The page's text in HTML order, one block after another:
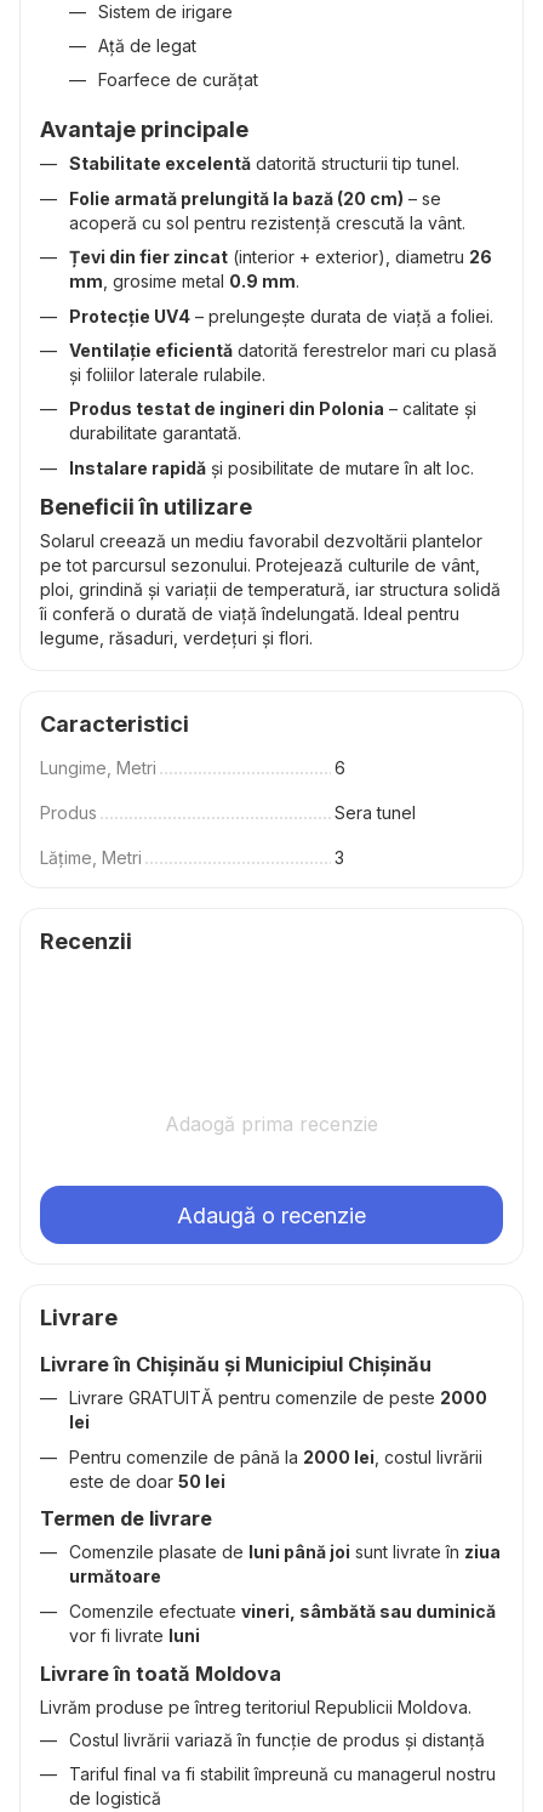
Sistem de irigare
Ață de legat
Foarfece de curățat
Avantaje principale
Stabilitate excelentă datorită structurii tip tunel.
Folie armată prelungită la bază (20 cm) – se
acoperă cu sol pentru rezistență crescută la vânt.
Țevi din fier zincat (interior + exterior), diametru 26
mm , grosime metal 0.9 mm.
Protecție UV4 – prelungește durata de viață a foliei.
Ventilație eficientă datorită ferestrelor mari cu plasă
și foliilor laterale rulabile.
Produs testat de ingineri din Polonia – calitate și
durabilitate garantată.
Instalare rapidă și posibilitate de mutare în alt loc.
Beneficii în utilizare
Solarul creează un mediu favorabil dezvoltării plantelor
pe tot parcursul sezonului. Protejează culturile de vânt,
ploi, grindină și variații de temperatură, iar structura solidă
îi conferă o durată de viață îndelungată. Ideal pentru
legume, răsaduri, verdețuri și flori.
Caracteristici
Lungime, Metri 6
Produs Sera tunel
Lățime, Metri 3
Recenzii
Adaogă prima recenzie
Adaugă o recenzie
Livrare
Livrare în Chișinău și Municipiul Chișinău
Livrare GRATUITĂ pentru comenzile de peste 2000
lei
Pentru comenzile de până la 2000 lei , costul livrării
este de doar 50 lei
Termen de livrare
Comenzile plasate de luni până joi sunt livrate în ziua
următoare
Comenzile efectuate vineri, sâmbătă sau duminică
vor fi livrate luni
Livrare în toată Moldova
Livrăm produse pe întreg teritoriul Republicii Moldova.
Costul livrării variază în funcție de produs și distanță
Tariful final va fi stabilit împreună cu managerul nostru
de logistică